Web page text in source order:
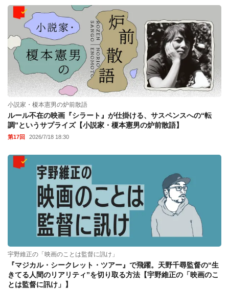
小説家・榎本憲男の炉前散語
ルール不在の映画『シラート』が仕掛ける、サスペンスへの“転
調”というサプライズ【小説家・榎本憲男の炉前散語】
第17回 2026/7/18 18:30
宇野維正の「映画のことは監督に訊け」
『マジカル・シークレット・ツアー』で飛躍。天野千尋監督の“生
きてる人間のリアリティ”を切り取る方法【宇野維正の「映画のこ
とは監督に訊け」】